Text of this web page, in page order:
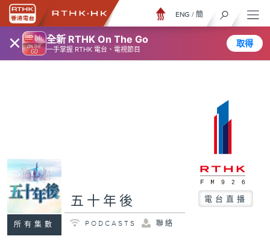
× 全新 RTHK On The Go
一手掌握 RTHK 電台、電視節目
取得
ENG / 簡
所有集數
五十年後 電台直播
PODCASTS 聯絡